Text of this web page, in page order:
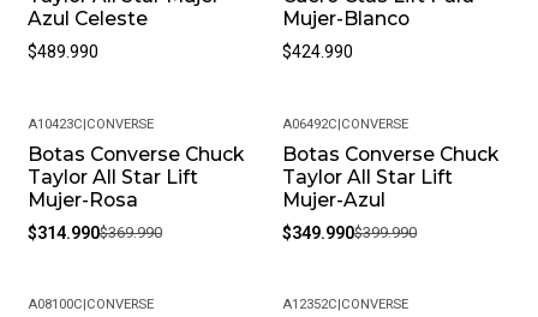
Azul Celeste
$489.990
Mujer-Blanco
$424.990
-15%
A10423C|CONVERSE
Botas Converse Chuck
Taylor All Star Lift
Mujer-Rosa
$314.990$369.990
-13%
A06492C|CONVERSE
Botas Converse Chuck
Taylor All Star Lift
Mujer-Azul
$349.990$399.990
A08100C CONVERSE A12352C CONVERSE